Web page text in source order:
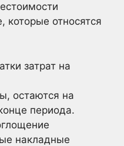
которые относятся
затрат на
остаются на
периода.
накладные